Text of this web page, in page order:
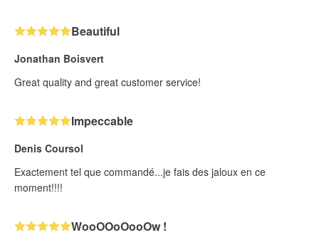
Beautiful
Jonathan Boisvert
Great quality and great customer service!
Impeccable
Denis Coursol
Exactement tel que commandé...je fais des jaloux en ce
moment!!!!
WooOOoOooOw !